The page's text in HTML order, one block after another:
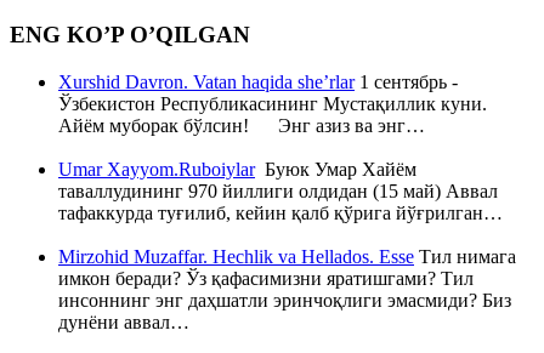
ENG KO’P O’QILGAN
Xurshid Davron. Vatan haqida she’rlar1 сентябрь -
Ўзбекистон Республикасининг Мустақиллик куни.
Айём муборак бўлсин! Энг азиз ва энг…
Umar Xayyom.RuboiylarБуюк Умар Хайём
таваллудининг 970 йиллиги олдидан (15 май) Аввал
тафаккурда туғилиб, кейин қалб қўрига йўғрилган…
Mirzohid Muzaffar. Hechlik va Hellados. Esse Тил нимага
имкон беради? Ўз қафасимизни яратишгами? Тил
инсоннинг энг даҳшатли эринчоқлиги эмасмиди? Биз
дунёни аввал…